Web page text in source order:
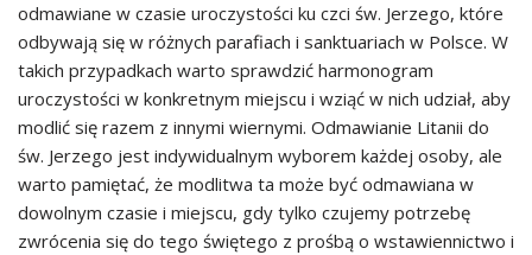
odmawiane w czasie uroczystości ku czci św. Jerzego, które
odbywają się w różnych parafiach i sanktuariach w Polsce. W
takich przypadkach warto sprawdzić harmonogram
uroczystości w konkretnym miejscu i wziąć w nich udział, aby
modlić się razem z innymi wiernymi. Odmawianie Litanii do
św. Jerzego jest indywidualnym wyborem każdej osoby, ale
warto pamiętać, że modlitwa ta może być odmawiana w
dowolnym czasie i miejscu, gdy tylko czujemy potrzebę
zwrócenia się do tego świętego z prośbą o wstawiennictwo i